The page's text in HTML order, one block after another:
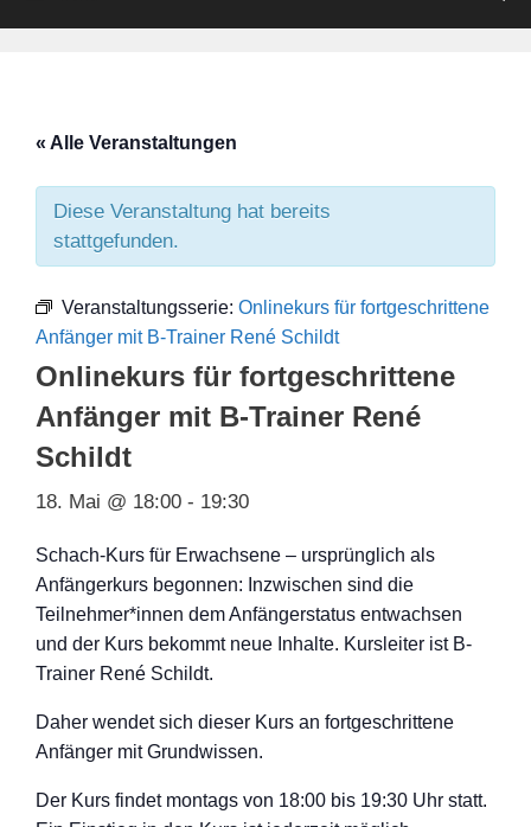
« Alle Veranstaltungen
Diese Veranstaltung hat bereits
stattgefunden.
Veranstaltungsserie: Onlinekurs für fortgeschrittene
Anfänger mit B-Trainer René Schildt
Onlinekurs für fortgeschrittene
Anfänger mit B-Trainer René
Schildt
18. Mai @ 18:00 - 19:30
Schach-Kurs für Erwachsene – ursprünglich als
Anfängerkurs begonnen: Inzwischen sind die
Teilnehmer*innen dem Anfängerstatus entwachsen
und der Kurs bekommt neue Inhalte. Kursleiter ist B-
Trainer René Schildt.
Daher wendet sich dieser Kurs an fortgeschrittene
Anfänger mit Grundwissen.
Der Kurs findet montags von 18:00 bis 19:30 Uhr statt.